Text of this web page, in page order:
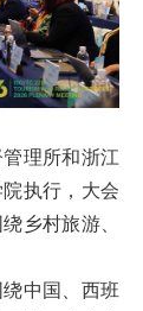
理所和浙江
执行，大会
乡村旅游、
中国、西班